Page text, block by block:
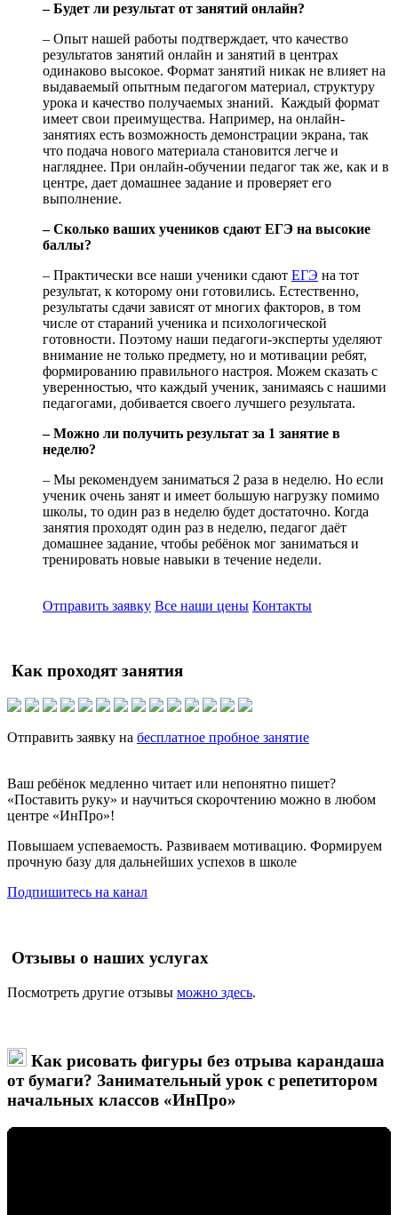
– Будет ли результат от занятий онлайн?
– Опыт нашей работы подтверждает, что качество
результатов занятий онлайн и занятий в центрах
одинаково высокое. Формат занятий никак не влияет на
выдаваемый опытным педагогом материал, структуру
урока и качество получаемых знаний. Каждый формат
имеет свои преимущества. Например, на онлайн-
занятиях есть возможность демонстрации экрана, так
что подача нового материала становится легче и
нагляднее. При онлайн-обучении педагог так же, как и в
центре, дает домашнее задание и проверяет его
выполнение.
– Сколько ваших учеников сдают ЕГЭ на высокие
баллы?
– Практически все наши ученики сдают ЕГЭ на тот
результат, к которому они готовились. Естественно,
результаты сдачи зависят от многих факторов, в том
числе от стараний ученика и психологической
готовности. Поэтому наши педагоги-эксперты уделяют
внимание не только предмету, но и мотивации ребят,
формированию правильного настроя. Можем сказать с
уверенностью, что каждый ученик, занимаясь с нашими
педагогами, добивается своего лучшего результата.
– Можно ли получить результат за 1 занятие в
неделю?
– Мы рекомендуем заниматься 2 раза в неделю. Но если
ученик очень занят и имеет большую нагрузку помимо
школы, то один раз в неделю будет достаточно. Когда
занятия проходят один раз в неделю, педагог даёт
домашнее задание, чтобы ребёнок мог заниматься и
тренировать новые навыки в течение недели.
Отправить заявку Все наши цены Контакты
Как проходят занятия
Отправить заявку на бесплатное пробное занятие
Ваш ребёнок медленно читает или непонятно пишет?
«Поставить руку» и научиться скорочтению можно в любом
центре «ИнПро»!
Повышаем успеваемость. Развиваем мотивацию. Формируем
прочную базу для дальнейших успехов в школе
Подпишитесь на канал
Отзывы о наших услугах
Посмотреть другие отзывы можно здесь.
Как рисовать фигуры без отрыва карандаша
от бумаги? Занимательный урок с репетитором
начальных классов «ИнПро»